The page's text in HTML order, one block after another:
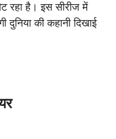
रहा है। इस सीरीज में
की कहानी दिखाई